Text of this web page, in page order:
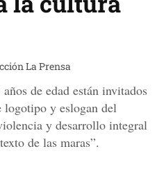
La Prensa
de edad están invitados
logotipo y eslogan del
y desarrollo integral
de las maras”.